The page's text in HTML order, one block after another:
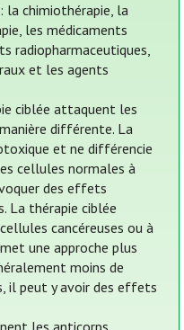
la chimiothérapie, la
les médicaments
radiopharmaceutiques,
et les agents
ciblée attaquent les
différente. La
et ne différencie
cellules normales à
des effets
La thérapie ciblée
cancéreuses ou à
une approche plus
moins de
il peut y avoir des effets